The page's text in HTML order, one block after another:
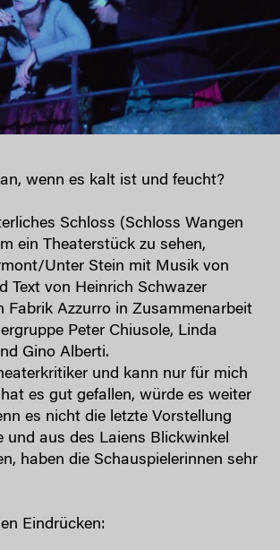
wenn es kalt ist und feucht?
Schloss (Schloss Wangen
ein Theaterstück zu sehen,
Unter Stein mit Musik von
Text von Heinrich Schwazer
Fabrik Azzurro in Zusammenarbeit
Peter Chiusole, Linda
Gino Alberti.
und kann nur für mich
es gut gefallen, würde es weiter
es nicht die letzte Vorstellung
und aus des Laiens Blickwinkel
haben die Schauspielerinnen sehr
Eindrücken: